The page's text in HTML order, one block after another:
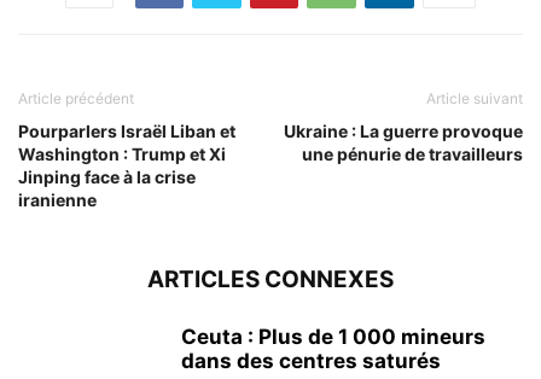
Article précédent
Pourparlers Israël Liban et
Washington : Trump et Xi
Jinping face à la crise
iranienne
Article suivant
Ukraine : La guerre provoque
une pénurie de travailleurs
ARTICLES CONNEXES
Ceuta : Plus de 1 000 mineurs
dans des centres saturés